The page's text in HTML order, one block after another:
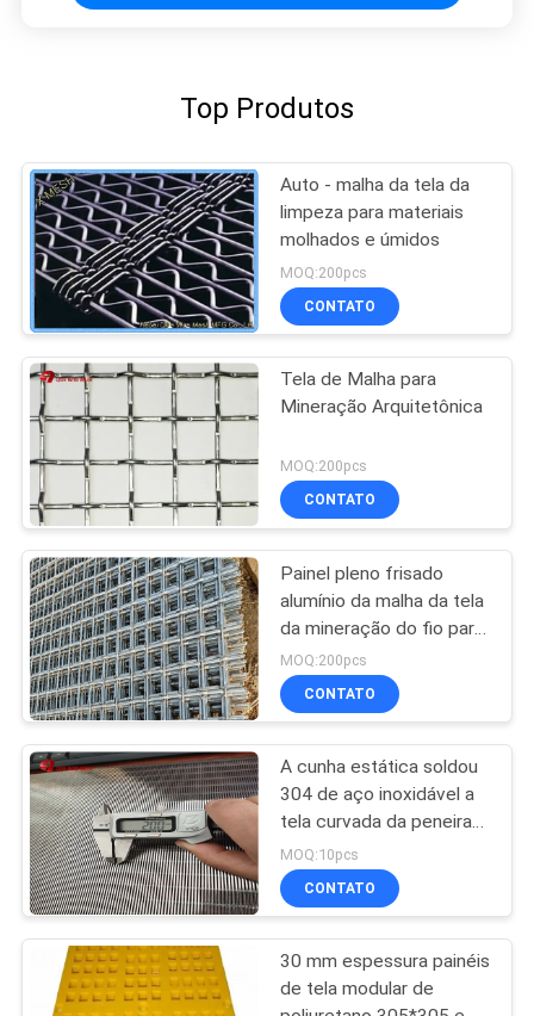
Top Produtos
Auto - malha da tela da
limpeza para materiais
molhados e úmidos
MOQ:200pcs
CONTATO
Tela de Malha para
Mineração Arquitetônica
MOQ:200pcs
CONTATO
Painel pleno frisado
alumínio da malha da tela
da mineração do fio para
1 x 20 medidores de
tamanho
MOQ:200pcs
CONTATO
A cunha estática soldou
304 de aço inoxidável a
tela curvada da peneira
da curvatura
MOQ:10pcs
CONTATO
30 mm espessura painéis
de tela modular de